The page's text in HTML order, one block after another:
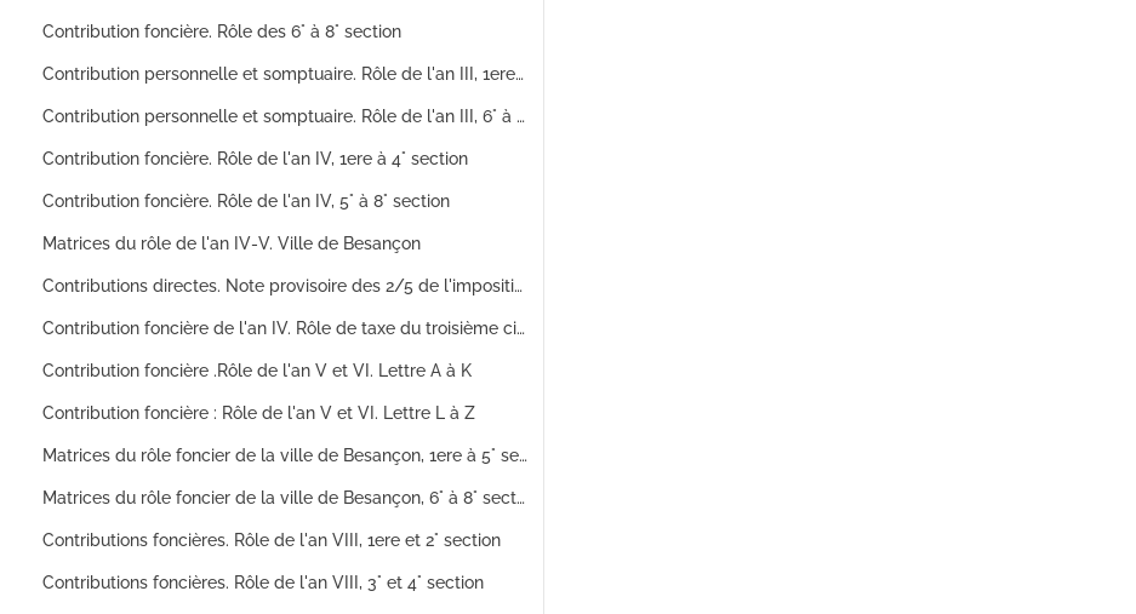
Contribution foncière. Rôle des 6° à 8° section
Contribution personnelle et somptuaire. Rôle de l'an III, 1ere à 5° section
Contribution personnelle et somptuaire. Rôle de l'an III, 6° à 8° section
Contribution foncière. Rôle de l'an IV, 1ere à 4° section
Contribution foncière. Rôle de l'an IV, 5° à 8° section
Matrices du rôle de l'an IV-V. Ville de Besançon
Contributions directes. Note provisoire des 2/5 de l'imposition de l'an IV par acompte sur l'an V.
Contribution foncière de l'an IV. Rôle de taxe du troisième cinquième
Contribution foncière .Rôle de l'an V et VI. Lettre A à K
Contribution foncière : Rôle de l'an V et VI. Lettre L à Z
Matrices du rôle foncier de la ville de Besançon, 1ere à 5° section
Matrices du rôle foncier de la ville de Besançon, 6° à 8° section
Contributions foncières. Rôle de l'an VIII, 1ere et 2° section
Contributions foncières. Rôle de l'an VIII, 3° et 4° section